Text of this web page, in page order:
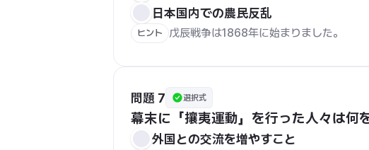
日本国内での農民反乱
ヒント 戊辰戦争は1868年に始まりました。
問題 7 選択式
幕末に「攘夷運動」を行った人々は何
外国との交流を増やすこと